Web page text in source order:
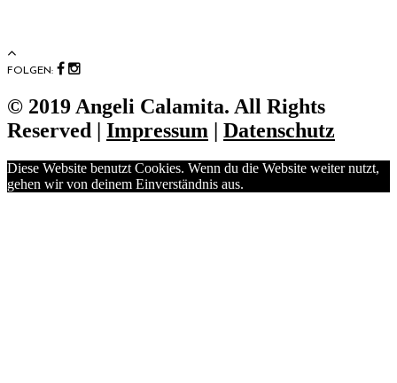
FOLGEN:
© 2019 Angeli Calamita. All Rights
Reserved | Impressum Datenschutz
Diese Website benutzt Cookies. Wenn du die Website weiter nutzt,
gehen wir von deinem Einverständnis aus.